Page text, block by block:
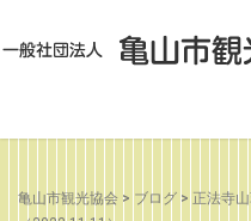
亀山市観光協会 > ブログ > 正法寺